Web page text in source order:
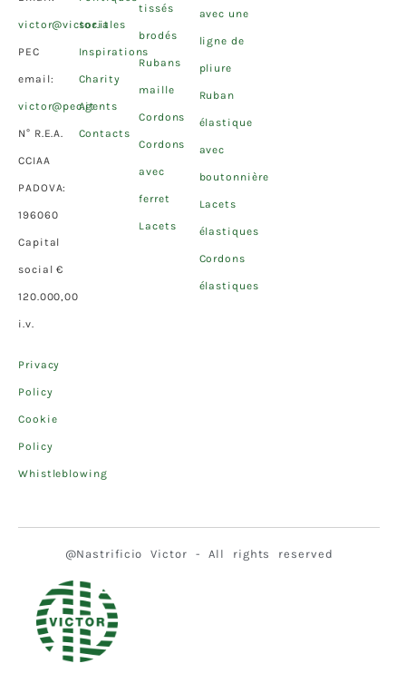
victor@victor.it
PEC
email:
victor@pec.it
N° R.E.A.
CCIAA
PADOVA:
196060
Capital
social €
120.000,00
i.v.
Privacy
Policy
Cookie
Policy
Whistleblowing
sociales
Inspirations
Charity
Agents
Contacts
tissés
brodés
Rubans
maille
Cordons
Cordons
avec
ferret
Lacets
avec une
ligne de
pliure
Ruban
élastique
avec
boutonnière
Lacets
élastiques
Cordons
élastiques
@Nastrificio Victor - All rights reserved